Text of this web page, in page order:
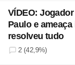
VÍDEO:
Paulo e
resolveu tudo
2 (42,9%)